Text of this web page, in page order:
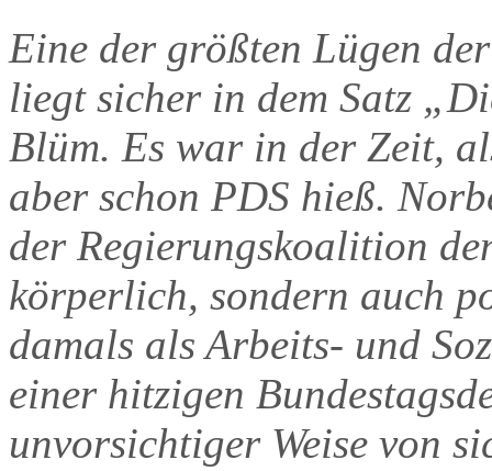
Eine der größten Lügen
liegt sicher in dem Satz
Blüm. Es war in der Zeit,
aber schon PDS hieß.
der Regierungskoalition
körperlich, sondern auch
damals als Arbeits- und
einer hitzigen
unvorsichtiger Weise von